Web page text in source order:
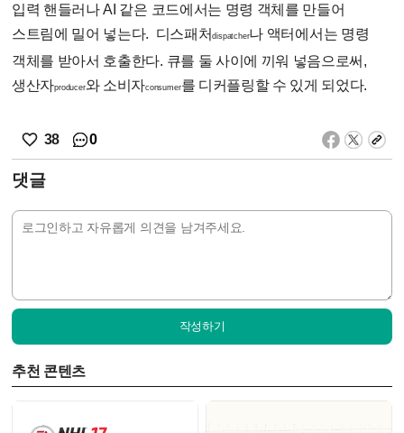
입력 핸들러나 AI 같은 코드에서는 명령 객체를 만들어
스트림에 밀어 넣는다. 디스패처dispatcher나 액터에서는 명령
객체를 받아서 호출한다. 큐를 둘 사이에 끼워 넣음으로써,
생산자producer와 소비자consumer를 디커플링할 수 있게 되었다.
38 0
댓글
작성하기
추천 콘텐츠